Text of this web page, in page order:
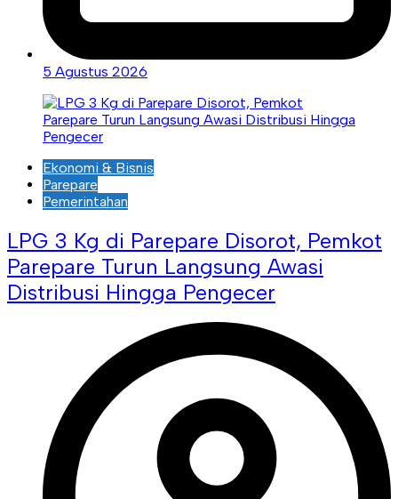
5 Agustus 2026
Ekonomi & Bisnis
Parepare
Pemerintahan
LPG 3 Kg di Parepare Disorot, Pemkot
Parepare Turun Langsung Awasi
Distribusi Hingga Pengecer